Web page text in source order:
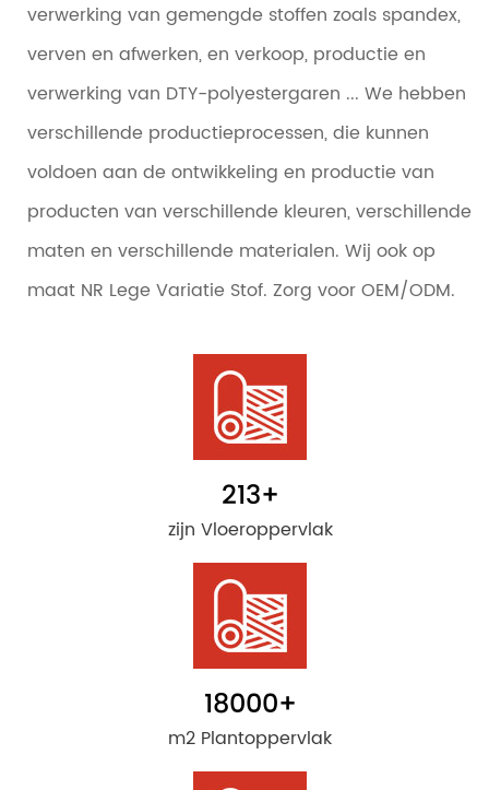
verwerking van gemengde stoffen zoals spandex,
verven en afwerken, en verkoop, productie en
verwerking van DTY-polyestergaren ... We hebben
verschillende productieprocessen, die kunnen
voldoen aan de ontwikkeling en productie van
producten van verschillende kleuren, verschillende
maten en verschillende materialen. Wij ook op
maat NR Lege Variatie Stof. Zorg voor OEM/ODM.
213+
zijn Vloeroppervlak
18000+
m2 Plantoppervlak